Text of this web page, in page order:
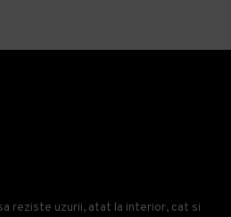
reziste uzurii, atat la interior, cat si